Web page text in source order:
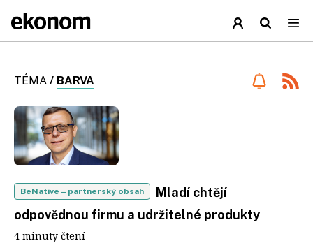
TÉMA / BARVA
BeNative – partnerský obsah
Mladí chtějí
odpovědnou firmu a udržitelné produkty
4 minuty čtení